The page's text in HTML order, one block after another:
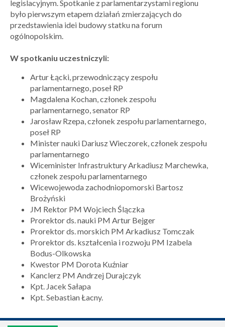
legislacyjnym. Spotkanie z parlamentarzystami regionu
było pierwszym etapem działań zmierzających do
przedstawienia idei budowy statku na forum
ogólnopolskim.
W spotkaniu uczestniczyli:
Artur Łącki, przewodniczący zespołu
parlamentarnego, poseł RP
Magdalena Kochan, członek zespołu
parlamentarnego, senator RP
Jarosław Rzepa, członek zespołu parlamentarnego,
poseł RP
Minister nauki Dariusz Wieczorek, członek zespołu
parlamentarnego
Wiceminister Infrastruktury Arkadiusz Marchewka,
członek zespołu parlamentarnego
Wicewojewoda zachodniopomorski Bartosz
Brożyński
JM Rektor PM Wojciech Ślączka
Prorektor ds. nauki PM Artur Bejger
Prorektor ds. morskich PM Arkadiusz Tomczak
Prorektor ds. kształcenia i rozwoju PM Izabela
Bodus-Olkowska
Kwestor PM Dorota Kuźniar
Kanclerz PM Andrzej Durajczyk
Kpt. Jacek Sałapa
Kpt. Sebastian Łacny.